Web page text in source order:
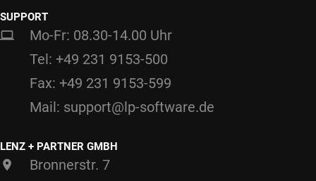
SUPPORT
Mo-Fr: 08.30-14.00 Uhr
Tel: +49 231 9153-500
Fax: +49 231 9153-599
Mail: support@lp-software.de
LENZ + PARTNER GMBH
Bronnerstr. 7